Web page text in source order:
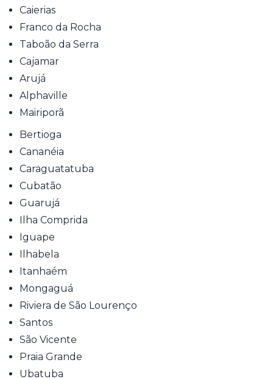
Caierias
Franco da Rocha
Taboão da Serra
Cajamar
Arujá
Alphaville
Mairiporã
Bertioga
Cananéia
Caraguatatuba
Cubatão
Guarujá
Ilha Comprida
Iguape
Ilhabela
Itanhaém
Mongaguá
Riviera de São Lourenço
Santos
São Vicente
Praia Grande
Ubatuba